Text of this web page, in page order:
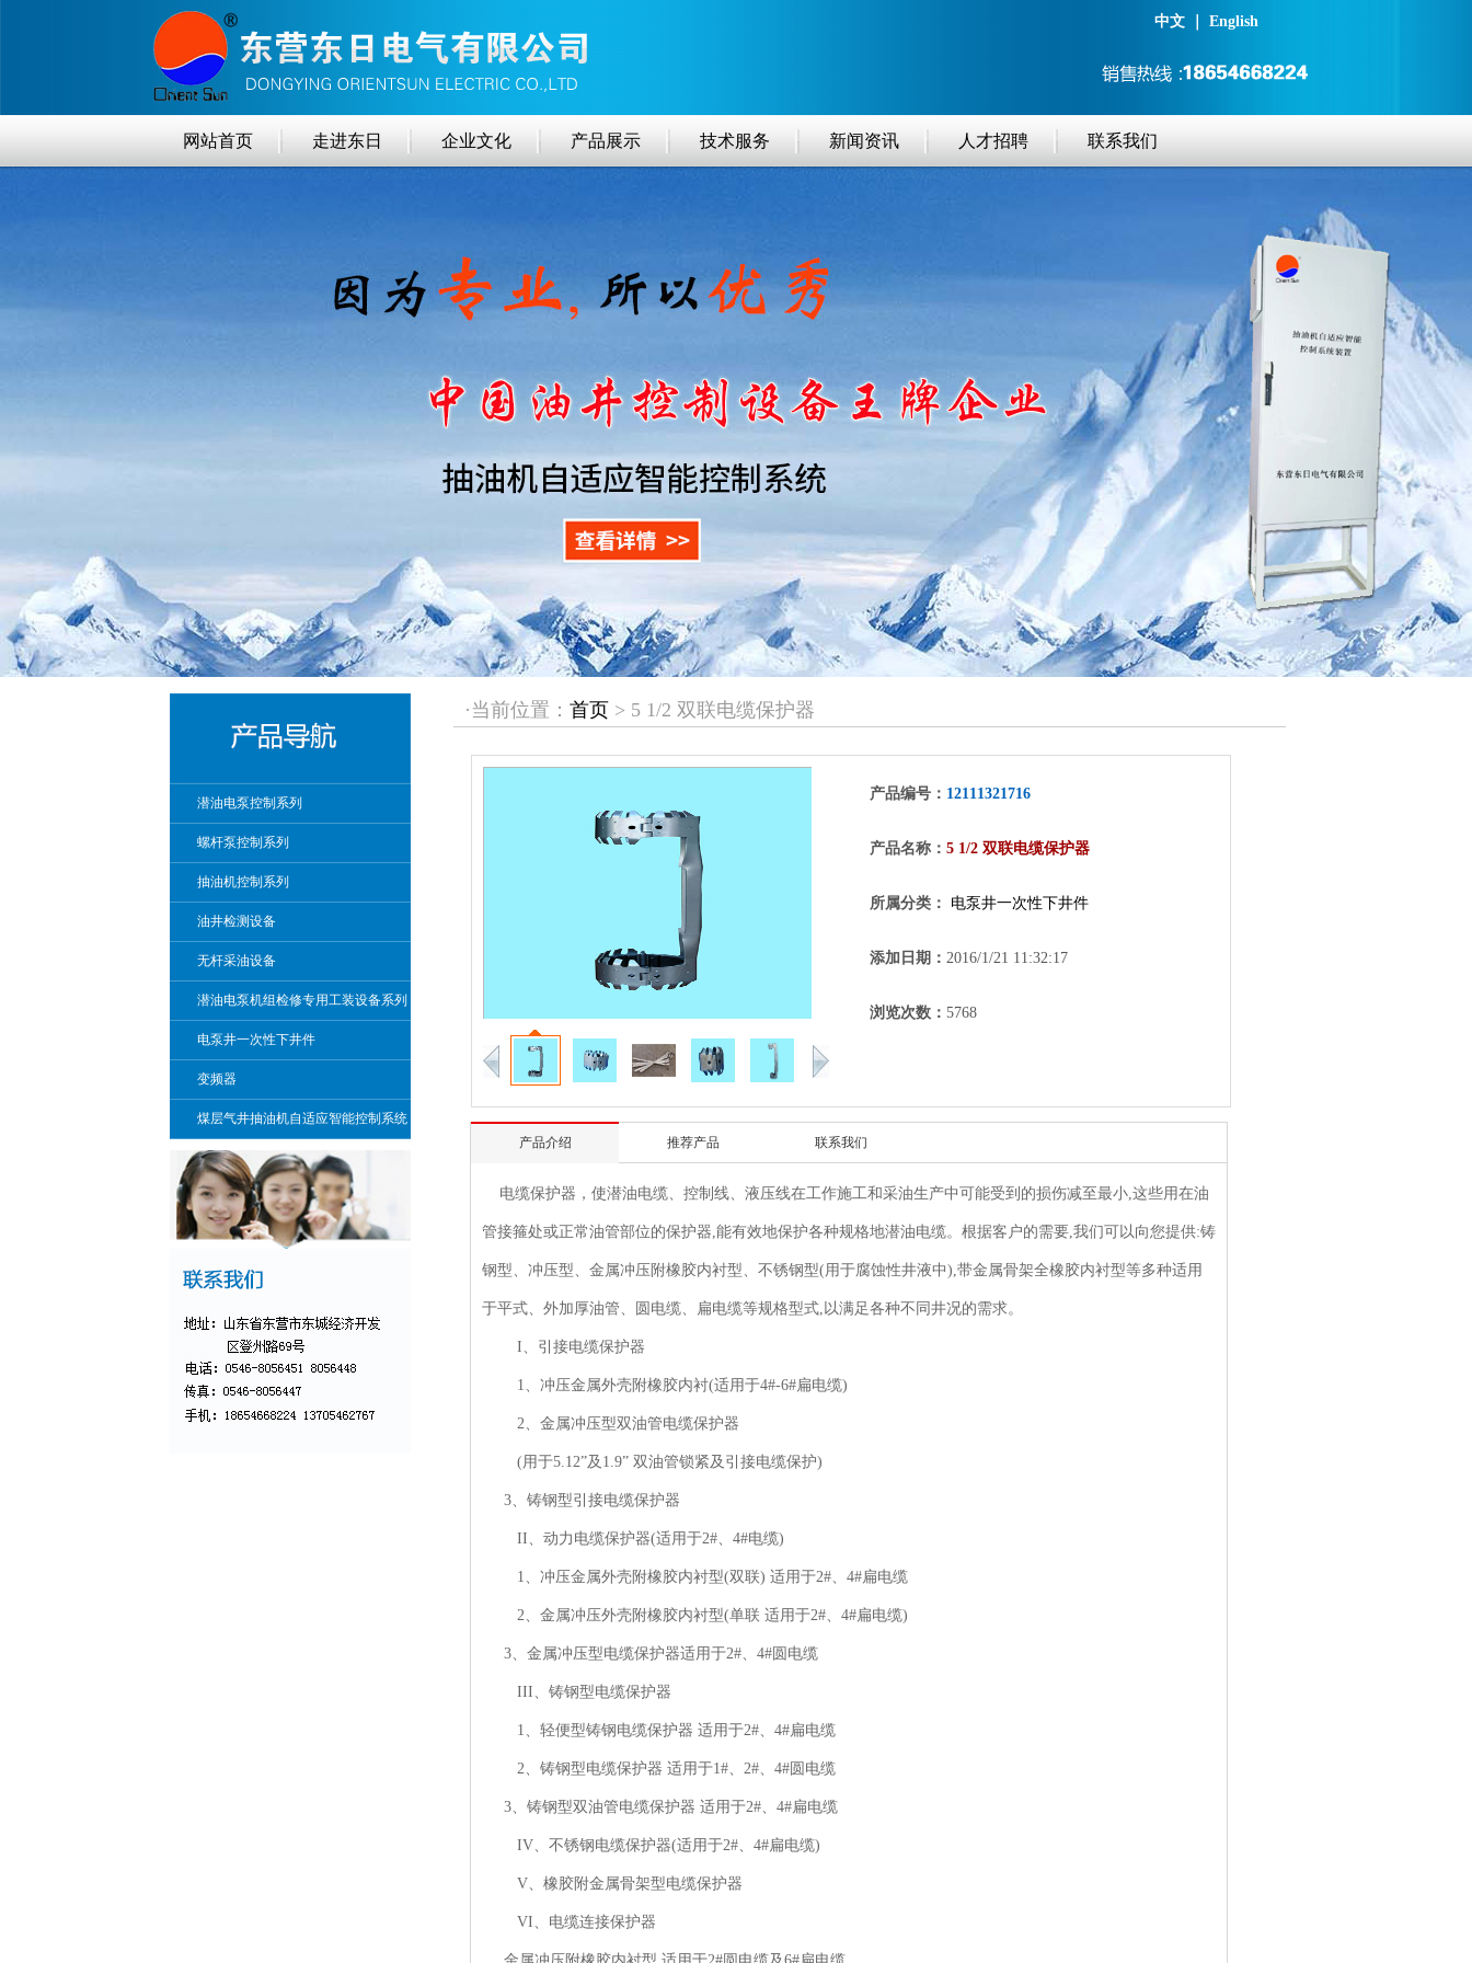
中文 English
网站首页 走进东日 企业文化 产品展示 技术服务 新闻资讯 人才招聘 联系我们
潜油电泵控制系列
螺杆泵控制系列
抽油机控制系列
油井检测设备
无杆采油设备
潜油电泵机组检修专用工装设备系列
电泵井一次性下井件
变频器
煤层气井抽油机自适应智能控制系统
装置
·当前位置： 首页 > 5 1/2 双联电缆保护器
产品编号： 12111321716
产品名称： 5 1/2 双联电缆保护器
所属分类： 电泵井一次性下井件
添加日期： 2016/1/21 11:32:17
浏览次数： 5768
产品介绍 推荐产品 联系我们
电缆保护器，使潜油电缆、控制线、液压线在工作施工和采油生产中可能受到的损伤减至最小,这些用在油
管接箍处或正常油管部位的保护器,能有效地保护各种规格地潜油电缆。根据客户的需要,我们可以向您提供:铸
钢型、冲压型、金属冲压附橡胶内衬型、不锈钢型(用于腐蚀性井液中),带金属骨架全橡胶内衬型等多种适用
于平式、外加厚油管、圆电缆、扁电缆等规格型式,以满足各种不同井况的需求。
I、引接电缆保护器
1、冲压金属外壳附橡胶内衬(适用于4#-6#扁电缆)
2、金属冲压型双油管电缆保护器
(用于5.12”及1.9” 双油管锁紧及引接电缆保护)
3、铸钢型引接电缆保护器
II、动力电缆保护器(适用于2#、4#电缆)
1、冲压金属外壳附橡胶内衬型(双联) 适用于2#、4#扁电缆
2、金属冲压外壳附橡胶内衬型(单联 适用于2#、4#扁电缆)
3、金属冲压型电缆保护器适用于2#、4#圆电缆
III、铸钢型电缆保护器
1、轻便型铸钢电缆保护器 适用于2#、4#扁电缆
2、铸钢型电缆保护器 适用于1#、2#、4#圆电缆
3、铸钢型双油管电缆保护器 适用于2#、4#扁电缆
IV、不锈钢电缆保护器(适用于2#、4#扁电缆)
V、橡胶附金属骨架型电缆保护器
VI、电缆连接保护器